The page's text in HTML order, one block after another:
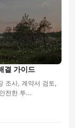
결 가이드
조사, 계약서 검토,
전한 투...